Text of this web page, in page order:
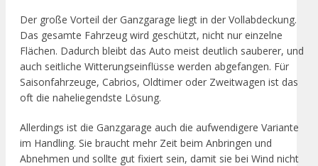
Der große Vorteil der Ganzgarage liegt in der Vollabdeckung.
Das gesamte Fahrzeug wird geschützt, nicht nur einzelne
Flächen. Dadurch bleibt das Auto meist deutlich sauberer, und
auch seitliche Witterungseinflüsse werden abgefangen. Für
Saisonfahrzeuge, Cabrios, Oldtimer oder Zweitwagen ist das
oft die naheliegendste Lösung.
Allerdings ist die Ganzgarage auch die aufwendigere Variante
im Handling. Sie braucht mehr Zeit beim Anbringen und
Abnehmen und sollte gut fixiert sein, damit sie bei Wind nicht